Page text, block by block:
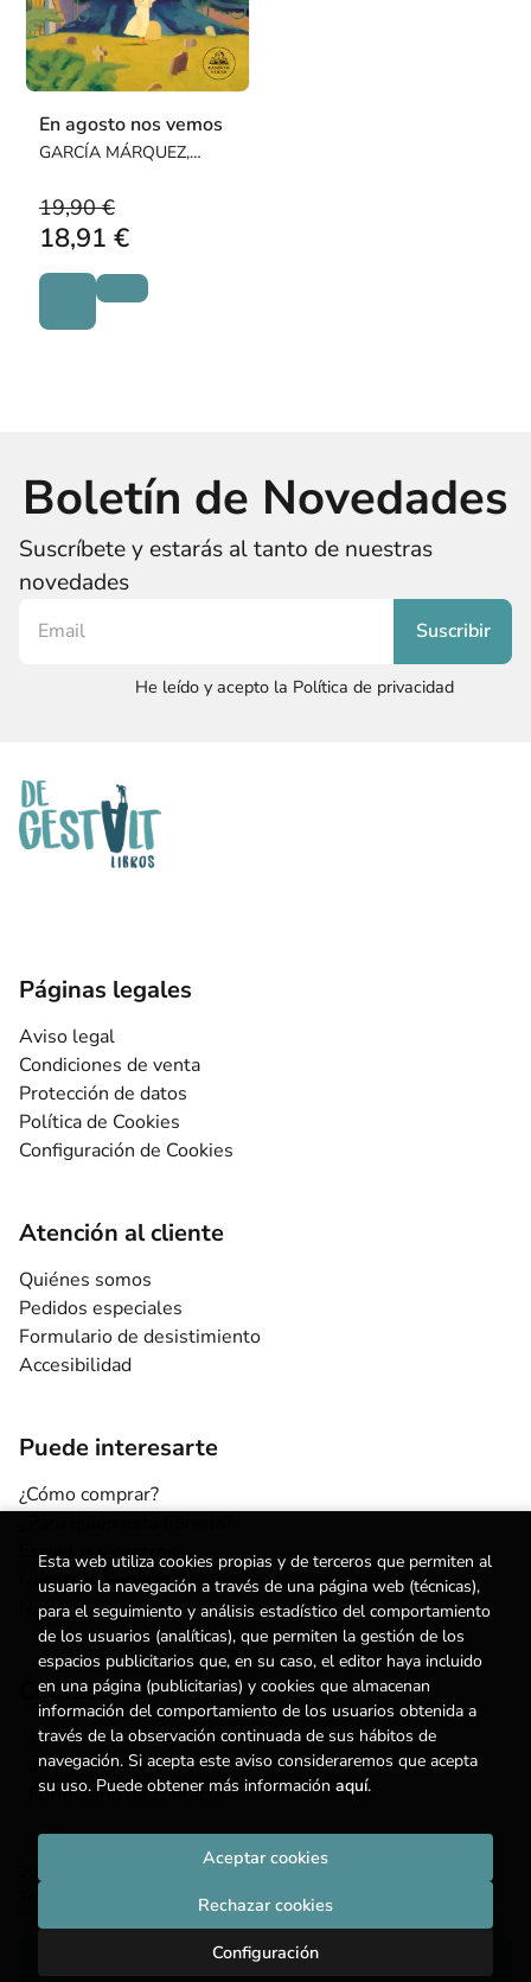
Añadir a mi cesta
En agosto nos vemos
GARCÍA MÁRQUEZ,
19,90 €
18,91 €
Boletín de Novedades
Suscríbete y estarás al tanto de nuestras
novedades
He leído y acepto la Política de privacidad
Páginas legales
Aviso legal
Condiciones de venta
Protección de datos
Política de Cookies
Configuración de Cookies
Atención al cliente
Quiénes somos
Pedidos especiales
Formulario de desistimiento
Accesibilidad
Puede interesarte
¿Cómo comprar?
Escuelas y centros
Nuestros Servicios
Noticias
Contacto
(+34) 615 55 96 54
info@degestalt.com
Formulario de contacto
2026 ©
. Todos los Derechos Reservados |
Esta web utiliza cookies propias y de terceros que permiten al
usuario la navegación a través de una página web (técnicas),
para el seguimiento y análisis estadístico del comportamiento
de los usuarios (analíticas), que permiten la gestión de los
espacios publicitarios que, en su caso, el editor haya incluido
en una página (publicitarias) y cookies que almacenan
información del comportamiento de los usuarios obtenida a
través de la observación continuada de sus hábitos de
navegación. Si acepta este aviso consideraremos que acepta
su uso. Puede obtener más información aquí.
Configuración
Rechazar cookies
Aceptar cookies